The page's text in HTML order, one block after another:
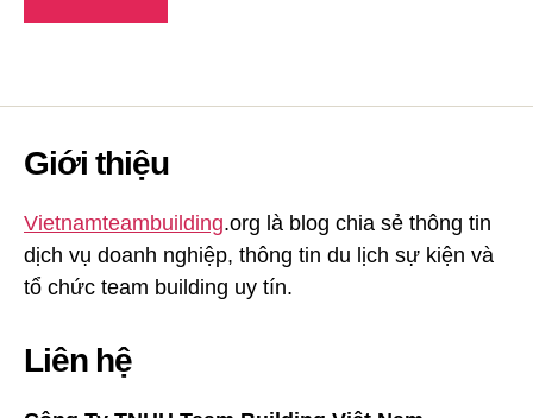
Giới thiệu
Vietnamteambuilding.org là blog chia sẻ thông tin
dịch vụ doanh nghiệp, thông tin du lịch sự kiện và
tổ chức team building uy tín.
Liên hệ